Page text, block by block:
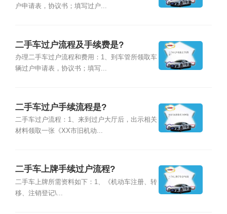
户申请表，协议书；填写过户...
二手车过户流程及手续费是?
办理二手车过户流程和费用：1、到车管所领取车
辆过户申请表，协议书；填写...
二手车过户手续流程是?
二手车过户流程：1、来到过户大厅后，出示相关
材料领取一张《XX市旧机动...
二手车上牌手续过户流程?
二手车上牌所需资料如下：1、《机动车注册、转
移、注销登记\...